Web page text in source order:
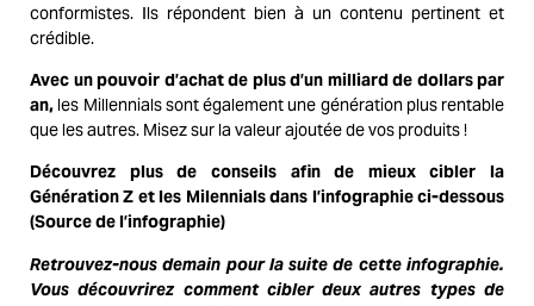
conformistes. Ils répondent bien à un contenu pertinent et
crédible.
Avec un pouvoir d’achat de plus d’un milliard de dollars par
an, les Millennials sont également une génération plus rentable
que les autres. Misez sur la valeur ajoutée de vos produits !
Découvrez plus de conseils afin de mieux cibler la
Génération Z et les Milennials dans l’infographie ci-dessous
(Source de l’infographie)
Retrouvez-nous demain pour la suite de cette infographie.
Vous découvrirez comment cibler deux autres types de